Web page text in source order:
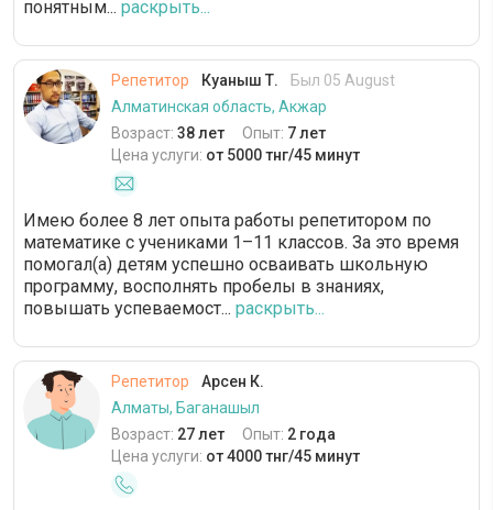
понятным... раскрыть...
Репетитор Куаныш Т.
Был 05 August
Алматинская область, Акжар
Возраст: 38 лет Опыт: 7 лет
Цена услуги: от 5000 тнг/45 минут
Имею более 8 лет опыта работы репетитором по
математике с учениками 1–11 классов. За это время
помогал(а) детям успешно осваивать школьную
программу, восполнять пробелы в знаниях,
повышать успеваемост... раскрыть...
Репетитор
Арсен К.
Алматы, Баганашыл
Возраст: 27 лет Опыт: 2 года
Цена услуги: от 4000 тнг/45 минут